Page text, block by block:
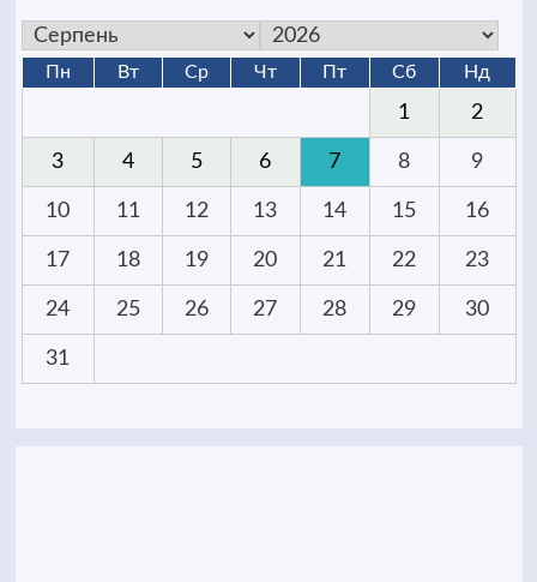
Пн Вт Ср Чт Пт Сб Нд
1 2
3 4 5 6 7 8 9
10 11 12 13 14 15 16
17 18 19 20 21 22 23
24 25 26 27 28 29 30
31